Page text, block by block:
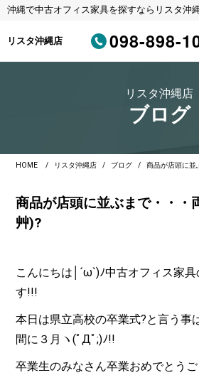
沖縄で中古オフィス家具を探すならリスタ沖
リスタ沖縄店
098-898-
リスタ沖縄店
ブログ
HOME リスタ沖縄店 ブログ 商品が店頭に並
商品が店頭に並ぶまで・・・
艸)?
こんにちは│´ω`)ﾉ中古オフィス家
す!!!
本日は県立高校の卒業式?と言う事
間に３月ヽ(ﾟДﾟ;)ﾉ!!
卒業生のみなさん卒業おめでとう